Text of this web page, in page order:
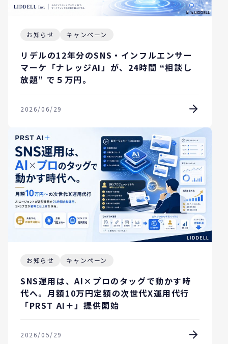
お知らせ キャンペーン
リデルの12年分のSNS・インフルエンサー
マーケ「ナレッジAI」が、24時間 “相談し
放題” で５万円。
2026/06/29
お知らせ キャンペーン
SNS運用は、AI×プロのタッグで動かす時
代へ。月額10万円定額の次世代X運用代行
「PRST AI＋」提供開始
2026/05/29